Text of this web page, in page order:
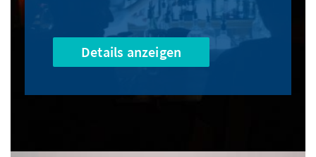
Details anzeigen